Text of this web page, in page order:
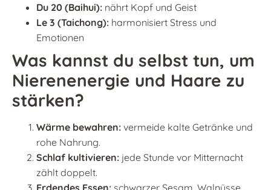
Du 20 (Baihui): nährt Kopf und Geist
Le 3 (Taichong): harmonisiert Stress und
Emotionen
Was kannst du selbst tun, um
Nierenenergie und Haare zu
stärken?
Wärme bewahren: vermeide kalte Getränke und
rohe Nahrung.
Schlaf kultivieren: jede Stunde vor Mitternacht
zählt doppelt.
Erdendes Essen: schwarzer Sesam, Walnüsse,